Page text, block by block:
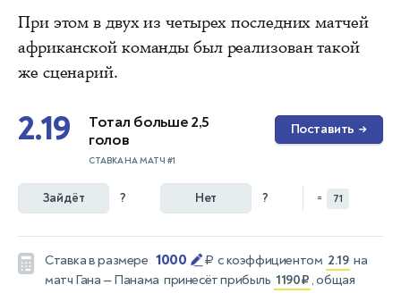
При этом в двух из четырех последних матчей
африканской команды был реализован такой
же сценарий.
2.19
Тотал больше 2,5
голов
СТАВКА НА МАТЧ #1
Поставить →
Зайдёт ? Нет ? = 71
Ставка в размере 1000 ₽ с коэффициентом 2.19 на
матч Гана — Панама принесёт прибыль 1190₽ , общая